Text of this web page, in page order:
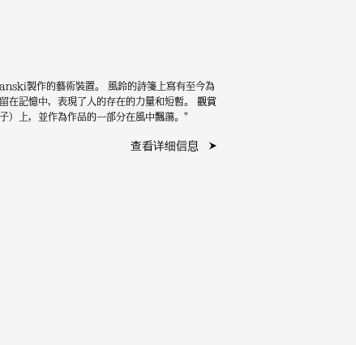
製作的藝術裝置。 風鈴的詩箋上寫有至今為
在記憶中，表現了人的存在的力量和短暫。 觀賞
）上，並作為作品的一部分在風中飄蕩。"
查看详细信息